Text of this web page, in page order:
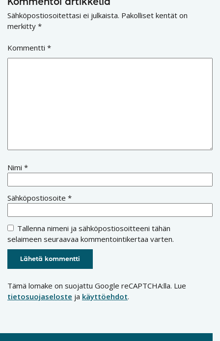
Kommentoi artikkelia
Sähköpostiosoitettasi ei julkaista. Pakolliset kentät on
merkitty *
Kommentti *
Nimi *
Sähköpostiosoite *
Tallenna nimeni ja sähköpostiosoitteeni tähän
selaimeen seuraavaa kommentointikertaa varten.
Tämä lomake on suojattu Google reCAPTCHA:lla. Lue
tietosuojaseloste ja käyttöehdot.